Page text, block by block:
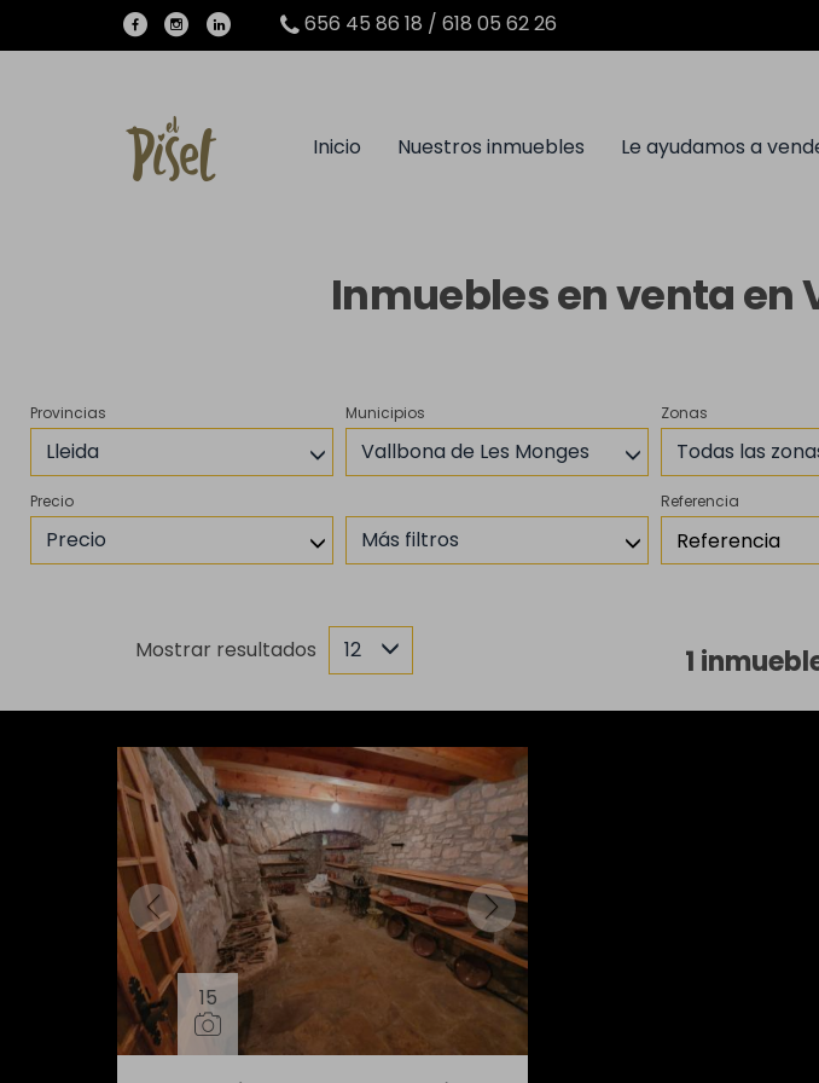
656 45 86 18 / 618 05 62 26
Inicio Nuestros inmuebles Le ayudamos a
Inmuebles en venta en
Provincias
Lleida
Municipios
Vallbona de Les Monges
Zonas
Todas las
Precio
Precio Más filtros
Referencia
1
Mostrar resultados 12
15